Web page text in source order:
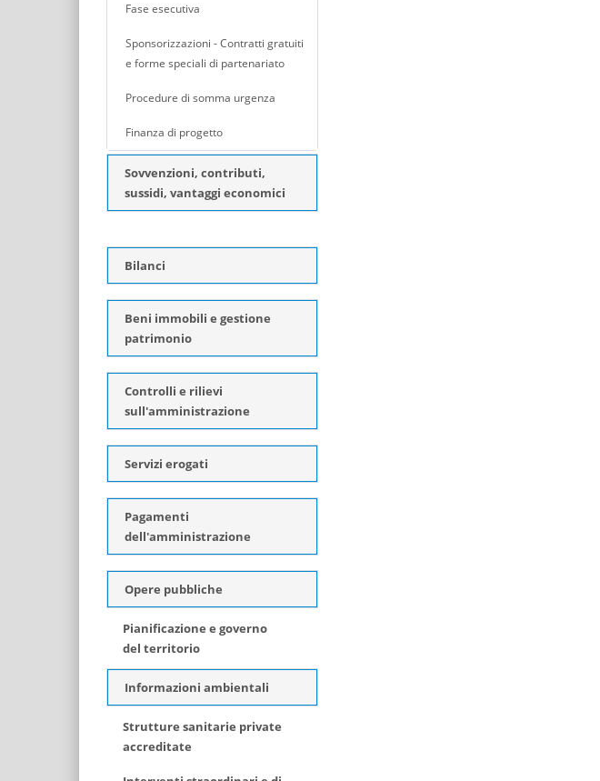
Fase esecutiva
Sponsorizzazioni - Contratti gratuiti
e forme speciali di partenariato
Procedure di somma urgenza
Finanza di progetto
Sovvenzioni, contributi,
sussidi, vantaggi economici
Bilanci
Beni immobili e gestione
patrimonio
Controlli e rilievi
sull'amministrazione
Servizi erogati
Pagamenti
dell'amministrazione
Opere pubbliche
Pianificazione e governo
del territorio
Informazioni ambientali
Strutture sanitarie private
accreditate